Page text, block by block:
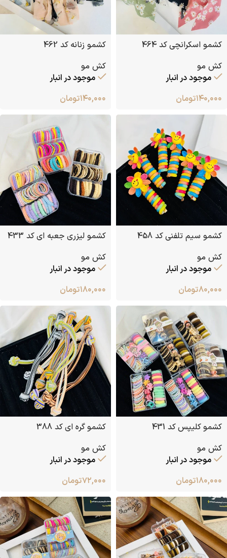
کشمو اسکرانچی کد 464
کش مو
موجود در انبار
۱۴۰,۰۰۰تومان
کشمو زنانه کد 462
کش مو
موجود در انبار
۱۴۰,۰۰۰تومان
کشمو سیم تلفنی کد 458
کش مو
موجود در انبار
۸۰,۰۰۰تومان
کشمو لیزری جعبه ای کد 433
کش مو
موجود در انبار
۱۸۰,۰۰۰تومان
کشمو کلیپس کد 431
کش مو
موجود در انبار
۱۸۰,۰۰۰تومان
کشمو گره ای کد 388
کش مو
موجود در انبار
۷۲,۰۰۰تومان